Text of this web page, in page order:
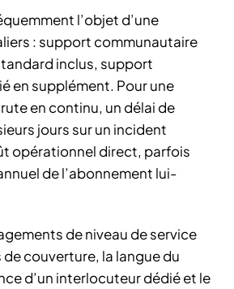
l’objet d’une
: support communautaire
inclus, support
en supplément. Pour une
en continu, un délai de
jours sur un incident
opérationnel direct, parfois
de l’abonnement lui-
de niveau de service
de couverture, la langue du
d’un interlocuteur dédié et le